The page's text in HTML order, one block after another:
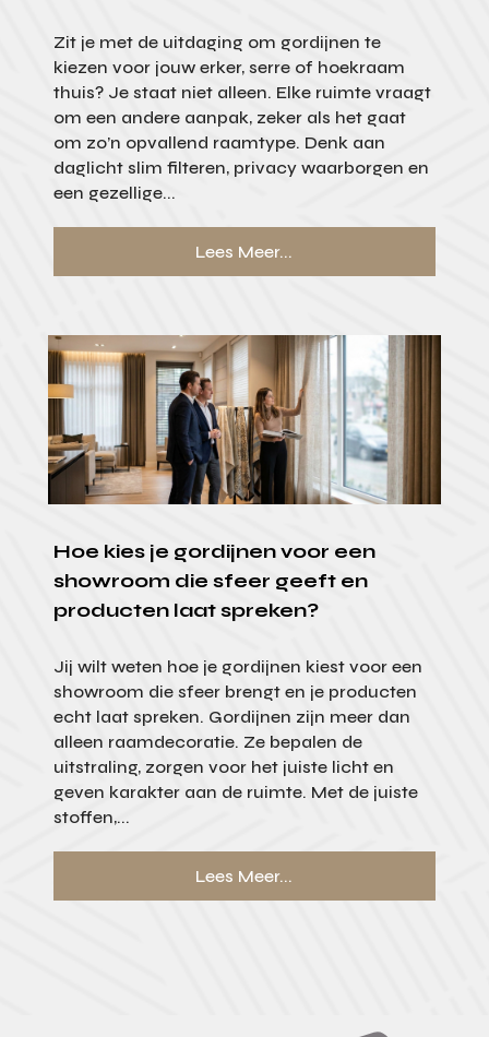
Zit je met de uitdaging om gordijnen te
kiezen voor jouw erker, serre of hoekraam
thuis? Je staat niet alleen. Elke ruimte vraagt
om een andere aanpak, zeker als het gaat
om zo’n opvallend raamtype. Denk aan
daglicht slim filteren, privacy waarborgen en
een gezellige...
Lees Meer...
Hoe kies je gordijnen voor een
showroom die sfeer geeft en
producten laat spreken?
Jij wilt weten hoe je gordijnen kiest voor een
showroom die sfeer brengt en je producten
echt laat spreken. Gordijnen zijn meer dan
alleen raamdecoratie. Ze bepalen de
uitstraling, zorgen voor het juiste licht en
geven karakter aan de ruimte. Met de juiste
stoffen,...
Lees Meer...